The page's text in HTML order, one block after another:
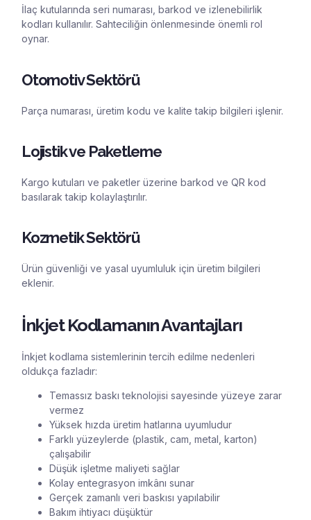
İlaç kutularında seri numarası, barkod ve izlenebilirlik
kodları kullanılır. Sahteciliğin önlenmesinde önemli rol
oynar.
Otomotiv Sektörü
Parça numarası, üretim kodu ve kalite takip bilgileri işlenir.
Lojistik ve Paketleme
Kargo kutuları ve paketler üzerine barkod ve QR kod
basılarak takip kolaylaştırılır.
Kozmetik Sektörü
Ürün güvenliği ve yasal uyumluluk için üretim bilgileri
eklenir.
İnkjet Kodlamanın Avantajları
İnkjet kodlama sistemlerinin tercih edilme nedenleri
oldukça fazladır:
Temassız baskı teknolojisi sayesinde yüzeye zarar
vermez
Yüksek hızda üretim hatlarına uyumludur
Farklı yüzeylerde (plastik, cam, metal, karton)
çalışabilir
Düşük işletme maliyeti sağlar
Kolay entegrasyon imkânı sunar
Gerçek zamanlı veri baskısı yapılabilir
Bakım ihtiyacı düşüktür